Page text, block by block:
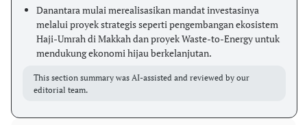
Danantara mulai merealisasikan mandat investasinya
melalui proyek strategis seperti pengembangan ekosistem
Haji-Umrah di Makkah dan proyek Waste-to-Energy untuk
mendukung ekonomi hijau berkelanjutan.
This section summary was AI-assisted and reviewed by our
editorial team.